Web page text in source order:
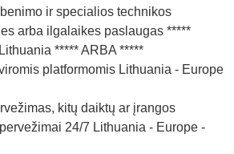
ir specialios technikos
arba ilgalaikes paslaugas *****
***** ARBA *****
platformomis Lithuania - Europe
kitų daiktų ar įrangos
24/7 Lithuania - Europe -